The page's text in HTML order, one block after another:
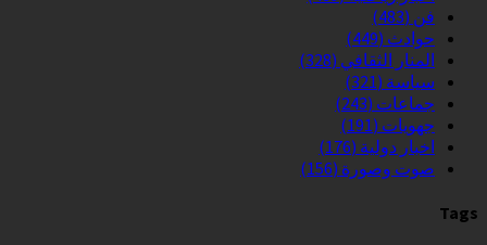
فن (483)
حوادث (449)
المنار الثقافي (328)
سياسة (321)
جماعات (243)
جهويات (191)
اخبار دولية (176)
صوت وصورة (156)
Tags